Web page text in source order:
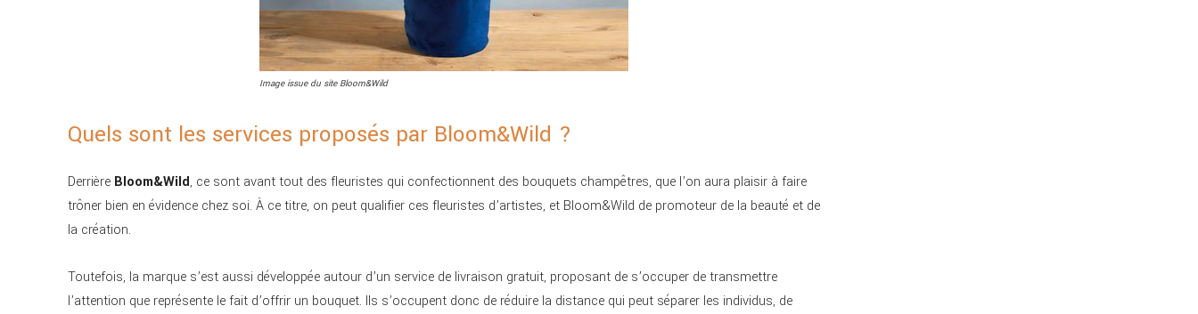
Image issue du site Bloom&Wild
Quels sont les services proposés par Bloom&Wild ?
Derrière Bloom&Wild, ce sont avant tout des fleuristes qui confectionnent des bouquets champêtres, que l’on aura plaisir à faire
trôner bien en évidence chez soi. À ce titre, on peut qualifier ces fleuristes d’artistes, et Bloom&Wild de promoteur de la beauté et de
la création.
Toutefois, la marque s’est aussi développée autour d’un service de livraison gratuit, proposant de s’occuper de transmettre
l’attention que représente le fait d’offrir un bouquet. Ils s’occupent donc de réduire la distance qui peut séparer les individus, de